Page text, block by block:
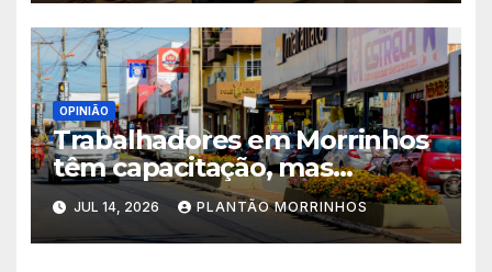
OPINIÃO
Trabalhadores em Morrinhos
têm capacitação, mas
empresas exigem
experiência
JUL 14, 2026 PLANTÃO MORRINHOS